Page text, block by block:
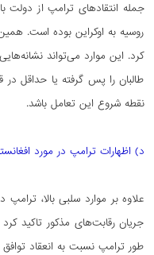
جمله انتقادهای ترامپ از دولت
روسیه به اوکراین بوده است.
کرد. این موارد می­‌تواند
طالبان را پس گرفته یا حداقل در
نقطه شروع این تعامل باشد.
د) اظهارات ترامپ در مورد
علاوه بر موارد سلبی بالا،
جریان رقابت‌­های مذکور تاکید
طور ترامپ نسبت به انعقاد توافق